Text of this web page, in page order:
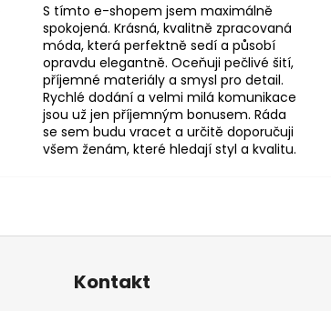
S tímto e-shopem jsem maximálně
spokojená. Krásná, kvalitně zpracovaná
móda, která perfektně sedí a působí
opravdu elegantně. Oceňuji pečlivé šití,
příjemné materiály a smysl pro detail.
Rychlé dodání a velmi milá komunikace
jsou už jen příjemným bonusem. Ráda
se sem budu vracet a určitě doporučuji
všem ženám, které hledají styl a kvalitu.
Kontakt